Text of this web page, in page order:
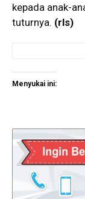
kepada anak-
tuturnya. (rls)
Menyukai ini: